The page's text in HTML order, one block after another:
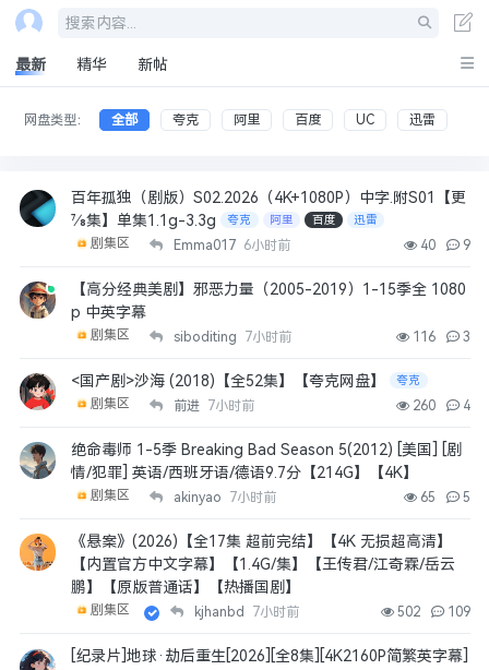
搜索内容...
最新 精华 新帖
网盘类型： 全部 夸克 阿里 百度 UC 迅雷
百年孤独（剧版）S02.2026（4K+1080P）中字.附S01【更
7⁄8集】单集1.1g-3.3g
夸克 阿里 百度 迅雷
剧集区 Emma017 6小时前 40 9
【高分经典美剧】邪恶力量（2005-2019）1-15季全 1080
p 中英字幕
剧集区 siboditing 7小时前 116 3
<国产剧>沙海 (2018)【全52集】【夸克网盘】 夸克
剧集区 前进 7小时前 260 4
绝命毒师 1-5季 Breaking Bad Season 5(2012) [美国] [剧
情/犯罪] 英语/西班牙语/德语9.7分【214G】【4K】
剧集区 akinyao 7小时前 65 5
《悬案》(2026)【全17集 超前完结】【4K 无损超高清】
【内置官方中文字幕】【1.4G/集】【王传君/江奇霖/岳云
鹏】【原版普通话】【热播国剧】
剧集区 kjhanbd 7小时前 502 109
[纪录片]地球·劫后重生[2026][全8集][4K2160P简繁英字幕]